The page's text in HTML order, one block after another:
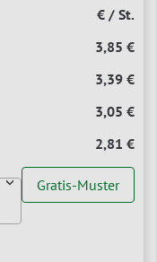
€ / St.
3,85 €
3,39 €
3,05 €
2,81 €
Gratis-Muster